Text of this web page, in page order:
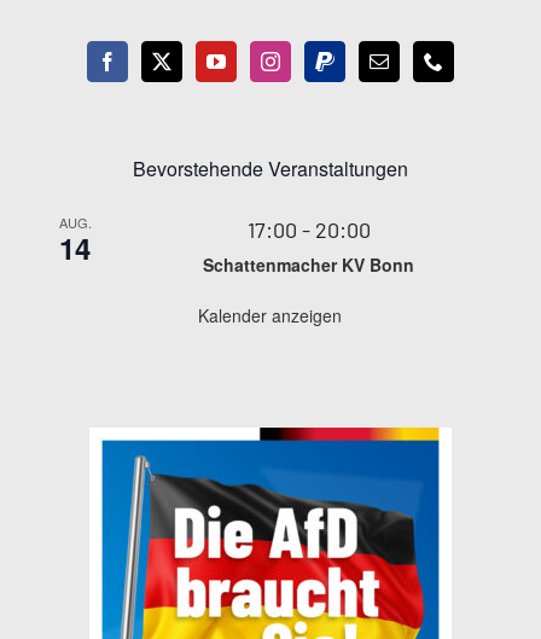
Bevorstehende Veranstaltungen
AUG.
14 17:00 - 20:00
Schattenmacher KV Bonn
Kalender anzeigen